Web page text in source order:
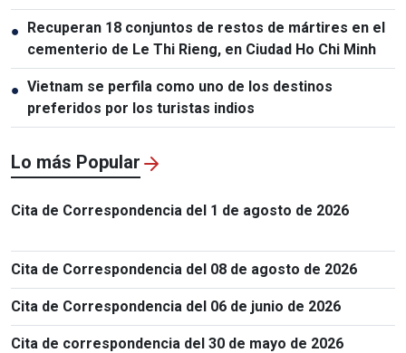
Zelanda
● Recuperan 18 conjuntos de restos de mártires en el
cementerio de Le Thi Rieng, en Ciudad Ho Chi Minh
● Vietnam se perfila como uno de los destinos
preferidos por los turistas indios
Lo más Popular
Cita de Correspondencia del 1 de agosto de 2026
Cita de Correspondencia del 08 de agosto de 2026
Cita de Correspondencia del 06 de junio de 2026
Cita de correspondencia del 30 de mayo de 2026